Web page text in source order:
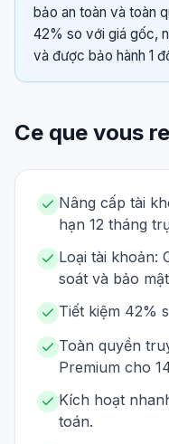
bảo an toàn và toàn
42% so với giá gốc,
và được bảo hành 1
Ce que vous
Nâng cấp tài
hạn 12 tháng
Loại tài khoản:
soát và bảo
Tiết kiệm 42%
Toàn quyền
Premium cho
Kích hoạt
toán.